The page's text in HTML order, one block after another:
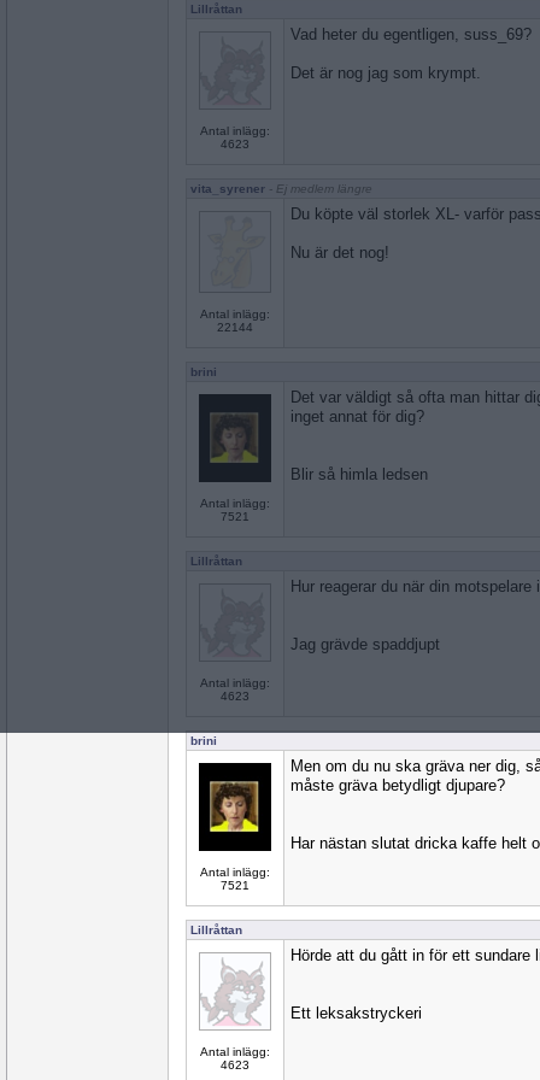
Lillråttan
Antal inlägg:
4623
Vad heter du egentligen, suss_69?
Det är nog jag som krympt.
vita_syrener - Ej medlem längre
Antal inlägg:
22144
Du köpte väl storlek XL- varför
Nu är det nog!
brini
Antal inlägg:
7521
Det var väldigt så ofta man hittar
inget annat för dig?
Blir så himla ledsen
Lillråttan
Antal inlägg:
4623
Hur reagerar du när din
Jag grävde spaddjupt
brini
Antal inlägg:
7521
Men om du nu ska gräva ner dig,
måste gräva betydligt djupare?
Har nästan slutat dricka kaffe helt
Lillråttan
Antal inlägg:
4623
Hörde att du gått in för ett sundare
Ett leksakstryckeri